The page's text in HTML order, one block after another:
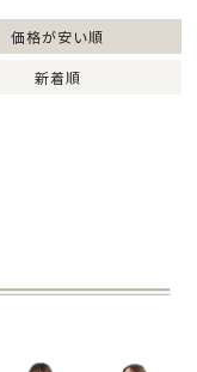
価格が安い順
新着順